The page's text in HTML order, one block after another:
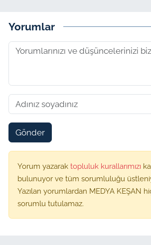
Yorumlar
Gönder
Yorum yazarak topluluk kurallarımızı
bulunuyor ve tüm sorumluluğu
Yazılan yorumlardan MEDYA KEŞAN
sorumlu tutulamaz.